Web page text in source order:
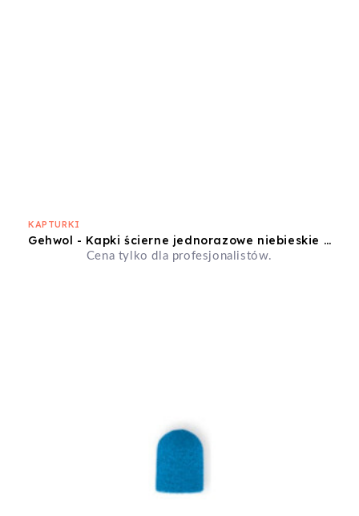
KAPTURKI
Gehwol - Kapki ścierne jednorazowe niebieskie 13mm ekstragruboziarniste
Cena tylko dla profesjonalistów.